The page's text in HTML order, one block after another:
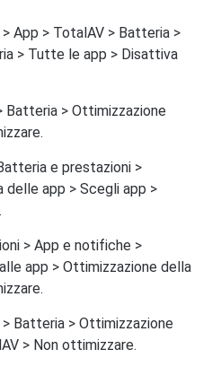
App > TotalAV > Batteria >
> Tutte le app > Disattiva
Batteria > Ottimizzazione
e prestazioni >
app > Scegli app >
> App e notifiche >
app > Ottimizzazione della
Batteria > Ottimizzazione
> Non ottimizzare.